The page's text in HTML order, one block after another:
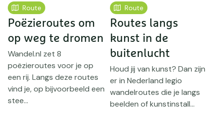
Route
Poëzieroutes om
op weg te dromen
Wandel.nl zet 8
poëzieroutes voor je op
een rij. Langs deze routes
vind je, op bijvoorbeeld een
stee...
Route
Routes langs
kunst in de
buitenlucht
Houd jij van kunst? Dan zijn
er in Nederland legio
wandelroutes die je langs
beelden of kunstinstall...